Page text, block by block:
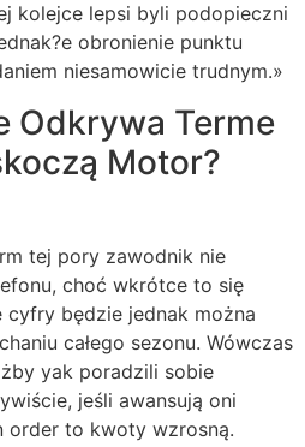
kolejce lepsi byli podopieczni
obronienie punktu
niesamowicie trudnym.»
Odkrywa Terme
Motor?
tej pory zawodnik nie
choć wkrótce to się
cyfry będzie jednak można
całego sezonu. Wówczas
yak poradzili sobie
jeśli awansują oni
to kwoty wzrosną.